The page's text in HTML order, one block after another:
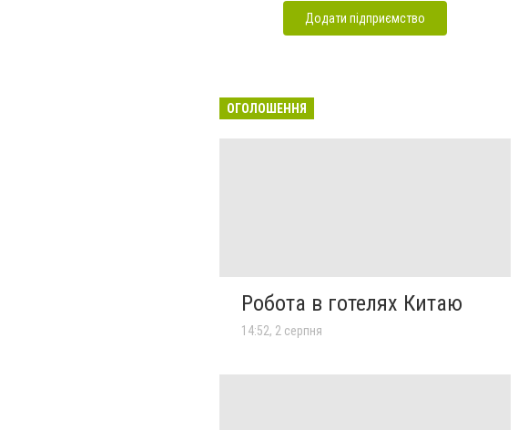
Додати підприємство
ОГОЛОШЕННЯ
Робота в готелях Китаю
14:52, 2 серпня